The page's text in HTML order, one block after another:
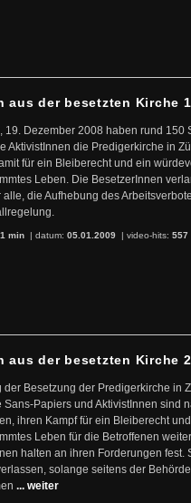
aus der besetzten Kirche
19. Dezember 2008 haben rund 150
AktivistInnen die Predigerkirche in
für ein Bleiberecht und ein
Leben. Die BesetzerInnen
alle, die Aufhebung des
min | datum: 05.01.2009 | video-hits: 557
aus der besetzten Kirche
der Besetzung der Predigerkirche in
Sans-Papiers und AktivistInnen sind
ihren Kampf für ein Bleiberecht
Leben für die Betroffenen
halten an ihren Forderungen fest.
solange seitens der
... weiter